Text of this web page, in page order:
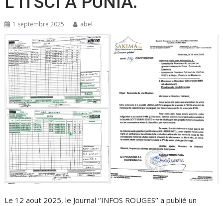
1 septembre 2025 abel
Le 12 aout 2025, le Journal ‘’INFOS ROUGES’’ a publié un